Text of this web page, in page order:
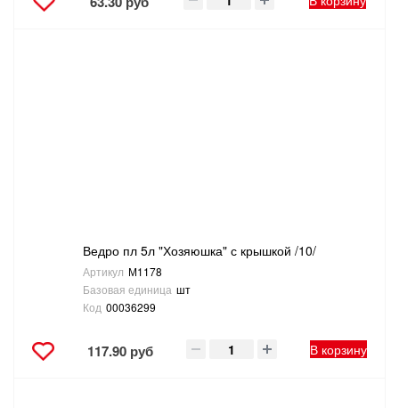
Ведро пл 5л "Хозяюшка" с крышкой /10/
Артикул М1178
Базовая единица шт
Код 00036299
117.90 руб В корзину